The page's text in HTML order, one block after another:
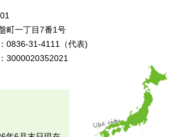
町一丁目7番1号
0836-31-4111（代表)
3000020352021